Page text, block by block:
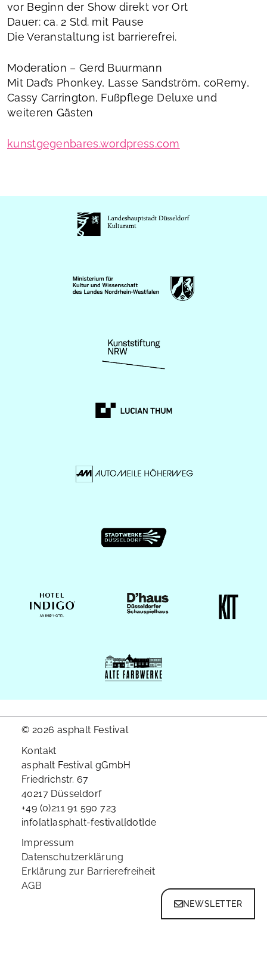
vor Beginn der Show direkt vor Ort
Dauer: ca. 2 Std. mit Pause
Die Veranstaltung ist barrierefrei.
Moderation – Gerd Buurmann
Mit Dad’s Phonkey, Lasse Sandström, coRemy,
Cassy Carrington, Fußpflege Deluxe und
weiteren Gästen
kunstgegenbares.wordpress.com
© 2026 asphalt Festival
Kontakt
asphalt Festival gGmbH
Friedrichstr. 67
40217 Düsseldorf
+49 (0)211 91 590 723
info[at]asphalt-festival[dot]de
Impressum
Datenschutzerklärung
Erklärung zur Barrierefreiheit
AGB
NEWSLETTER